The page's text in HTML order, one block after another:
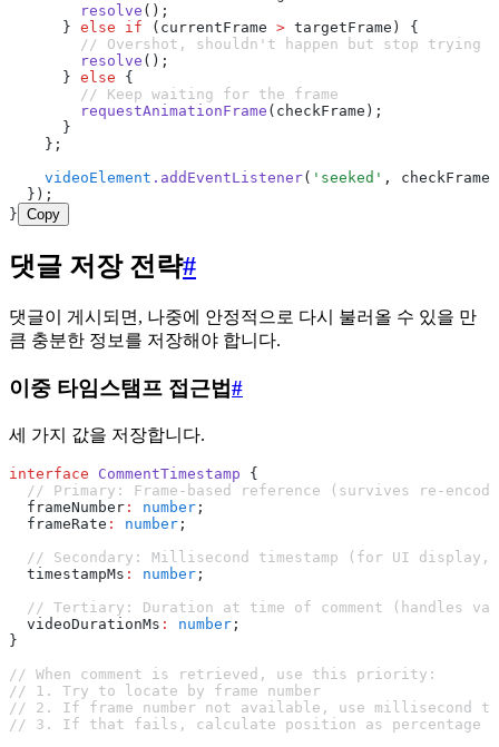
        resolve
();
      }
else if (currentFrame > targetFrame) {
        // Overshot, shouldn't happen but stop trying
        resolve
();
      }
else {
        // Keep waiting for the frame
        requestAnimationFrame
(checkFrame);
      }
    };
    videoElement
.addEventListener( 'seeked' , checkFrame
  });
} Copy
댓글 저장 전략#
댓글이 게시되면, 나중에 안정적으로 다시 불러올 수 있을 만
큼 충분한 정보를 저장해야 합니다.
이중 타임스탬프 접근법#
세 가지 값을 저장합니다.
interface CommentTimestamp {
// Primary: Frame-based reference (survives re-
  frameNumber
: number ;
  frameRate
: number ;
// Secondary: Millisecond timestamp (for UI display,
  timestampMs
: number ;
// Tertiary: Duration at time of comment (handles
  videoDurationMs
: number ;
}
// When comment is retrieved, use this priority:
// 1. Try to locate by frame number
// 2. If frame number not available, use millisecond
// 3. If that fails, calculate position as percentage